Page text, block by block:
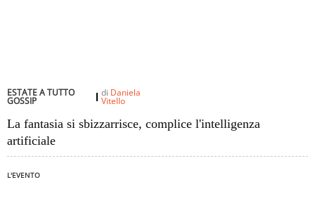
ESTATE A TUTTO
GOSSIP
di Daniela
Vitello
La fantasia si sbizzarrisce, complice l'intelligenza
artificiale
L'EVENTO